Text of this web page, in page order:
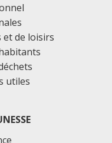
de loisirs
utiles